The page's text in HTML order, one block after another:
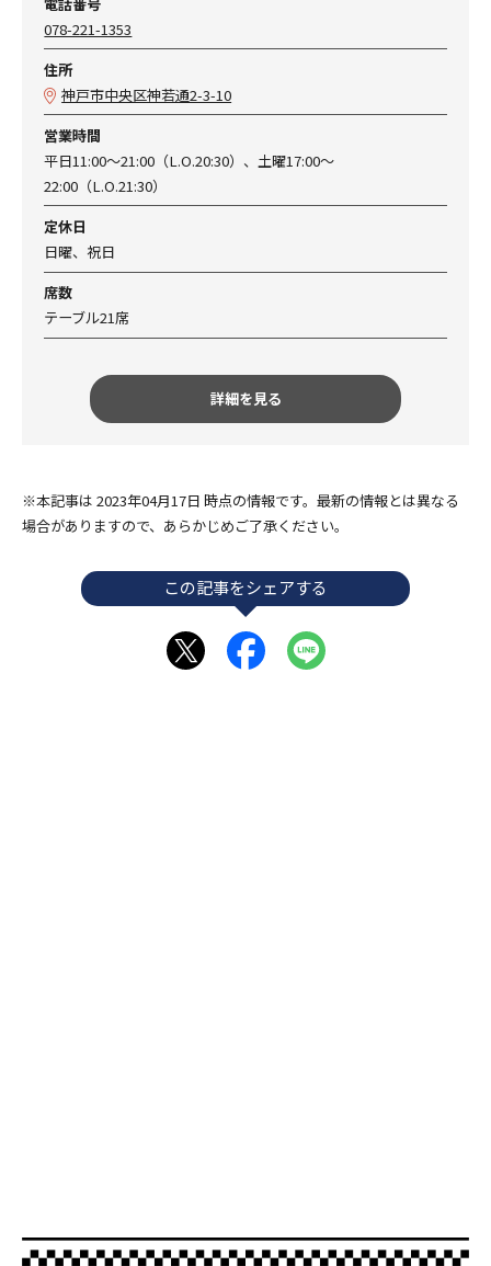
078-221-1353
住所
神戸市中央区神若通2-3-10
営業時間
平日11:00～21:00（L.O.20:30）、土曜17:00～
22:00（L.O.21:30）
定休日
日曜、祝日
席数
テーブル21席
詳細を見る
※本記事は 2023年04月17日 時点の情報です。最新の情報とは異なる
場合がありますので、あらかじめご了承ください。
この記事をシェアする